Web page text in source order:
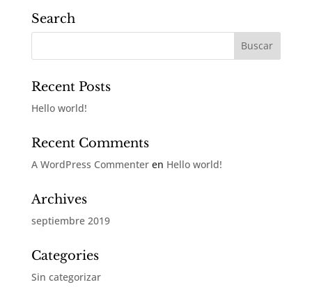
Search
Recent Posts
Hello world!
Recent Comments
A WordPress Commenteren Hello world!
Archives
septiembre 2019
Categories
Sin categorizar